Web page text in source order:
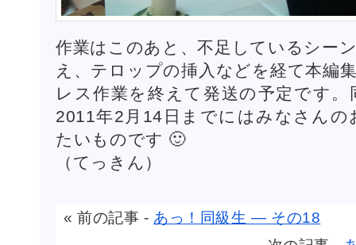
作業はこのあと、不足しているシー
え、テロップの挿入などを経て本編
レス作業を終えて発送の予定です
2011年2月14日までにはみなさん
たいものです 🙂
（てっきん）
« 前の記事 - あっ！同級生 ― その18